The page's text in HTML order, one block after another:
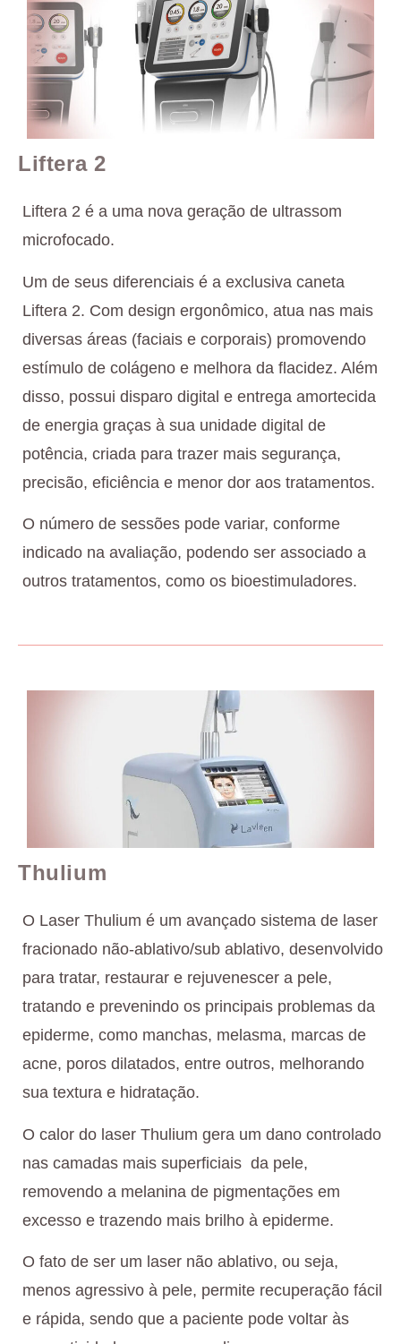
Liftera 2
Liftera 2 é a uma nova geração de ultrassom
microfocado.
Um de seus diferenciais é a exclusiva caneta
Liftera 2. Com design ergonômico, atua nas mais
diversas áreas (faciais e corporais) promovendo
estímulo de colágeno e melhora da flacidez. Além
disso, possui disparo digital e entrega amortecida
de energia graças à sua unidade digital de
potência, criada para trazer mais segurança,
precisão, eficiência e menor dor aos tratamentos.
O número de sessões pode variar, conforme
indicado na avaliação, podendo ser associado a
outros tratamentos, como os bioestimuladores.
Thulium
O Laser Thulium é um avançado sistema de laser
fracionado não-ablativo/sub ablativo, desenvolvido
para tratar, restaurar e rejuvenescer a pele,
tratando e prevenindo os principais problemas da
epiderme, como manchas, melasma, marcas de
acne, poros dilatados, entre outros, melhorando
sua textura e hidratação.
O calor do laser Thulium gera um dano controlado
nas camadas mais superficiais da pele,
removendo a melanina de pigmentações em
excesso e trazendo mais brilho à epiderme.
O fato de ser um laser não ablativo, ou seja,
menos agressivo à pele, permite recuperação fácil
e rápida, sendo que a paciente pode voltar às